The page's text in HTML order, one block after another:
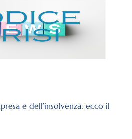
e dell’insolvenza: ecco il